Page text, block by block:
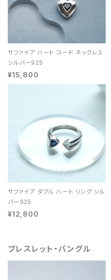
サファイア ハート コード ネックレス
シルバー925
¥15,800
サファイア ダブル ハート リング シル
バー925
¥12,800
ブレスレット・バングル